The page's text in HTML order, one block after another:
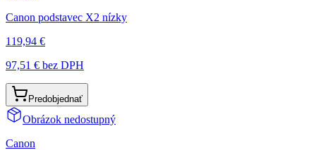
Canon podstavec X2 nízky
119,94 €
97,51 € bez DPH
Predobjednať
Obrázok nedostupný
Canon